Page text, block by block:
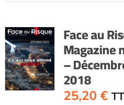
Face au
Magazine
–
2018
25,20 €